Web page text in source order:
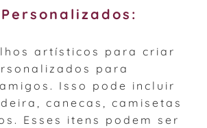
artísticos para criar
para
Isso pode incluir
canecas, camisetas
Esses itens podem ser